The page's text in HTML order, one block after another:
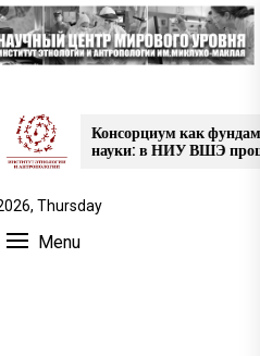
Консорциум как
науки: в НИУ ВШЭ
Thursday
Menu